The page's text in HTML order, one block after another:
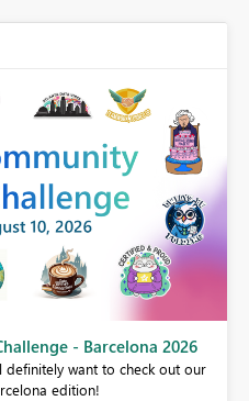
- Barcelona 2026
definitely want to check out our
edition!